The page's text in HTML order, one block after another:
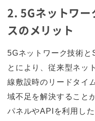
2. 5Gネットワ
スのメリット
5Gネットワーク技術と
とにより、従来型ネッ
線敷設時のリードタイ
域不足を解決すること
パネルやAPIを利用し